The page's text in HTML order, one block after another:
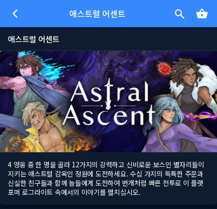
애스트럴 어센트
애스트럴 어센트
4 영웅 중 한 명을 골라 12가지의 강력하고 신비로운 보스인 별자리들이
지키는 애스트럴 감옥인 정원에 도전하세요. 수십 가지의 독특한 주문과
신실한 친구들과 함께 놈들에게 도전하여 번개처럼 빠른 전투로 이 플랫
포머 로그라이트 속에서의 이야기를 펼치십시오.